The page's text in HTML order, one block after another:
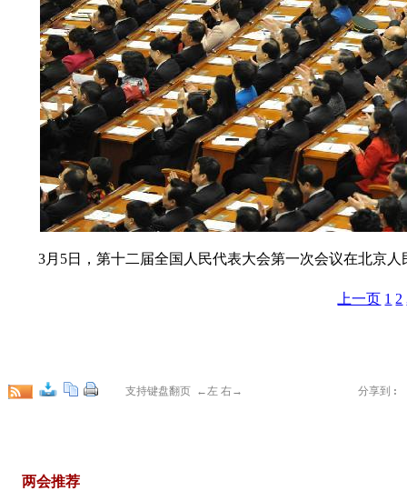
3月5日，第十二届全国人民代表大会第一次会议在北京
上一页 1 2
支持键盘翻页 ←左 右→ 分享到 :
两会推荐